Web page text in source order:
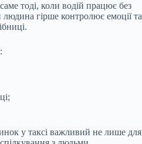
тоді, коли водій працює без
людина гірше контролює емоції та
у таксі важливий не лише для